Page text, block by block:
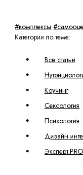
#комплексы
Категории по теме:
Все статьи
Коучинг
Сексология
Психология
Дизайн
Эксперт.PRO